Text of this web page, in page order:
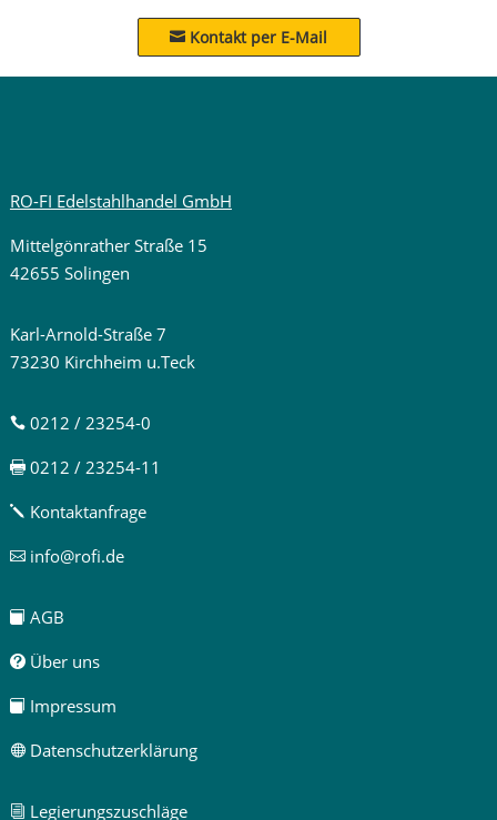
 Kontakt per E-Mail
RO-FI Edelstahlhandel GmbH
Mittelgönrather Straße 15
42655 Solingen
Karl-Arnold-Straße 7
73230 Kirchheim u.Teck
0212 / 23254-0
0212 / 23254-11
j Kontaktanfrage
info@rofi.de
 AGB
Über uns
 Impressum
Datenschutzerklärung
i Legierungszuschläge